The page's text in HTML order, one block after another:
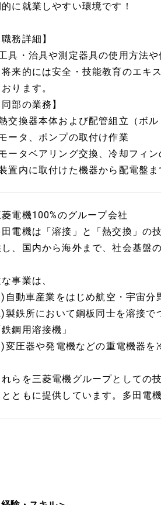
に就業しやすい環境です！
務詳細】
具・治具や測定器具の使用方法や
来的には安全・技能教育のエキ
ります。
部の業務】
交換器本体および配管組立（ボル
ータ、ポンプの取付け作業
ータベアリング交換、冷却フィ
置内に取付けた機器から配電盤
電機100%のグループ会社
電機は「溶接」と「熱交換」の
、国内から海外まで、社会基盤
事業は、
自動車産業をはじめ航空・宇宙分
製鉄所において鋼板同士を溶接で
鋼用溶接機」
変圧器や発電機などの重電機器を
らを三菱電機グループとしての
ともに提供しています。多田電